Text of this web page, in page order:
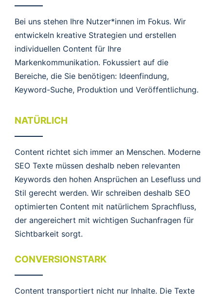
Bei uns stehen Ihre Nutzer*innen im Fokus. Wir
entwickeln kreative Strategien und erstellen
individuellen Content für Ihre
Markenkommunikation. Fokussiert auf die
Bereiche, die Sie benötigen: Ideenfindung,
Keyword-Suche, Produktion und Veröffentlichung.
NATÜRLICH
Content richtet sich immer an Menschen. Moderne
SEO Texte müssen deshalb neben relevanten
Keywords den hohen Ansprüchen an Lesefluss und
Stil gerecht werden. Wir schreiben deshalb SEO
optimierten Content mit natürlichem Sprachfluss,
der angereichert mit wichtigen Suchanfragen für
Sichtbarkeit sorgt.
CONVERSIONSTARK
Content transportiert nicht nur Inhalte. Die Texte